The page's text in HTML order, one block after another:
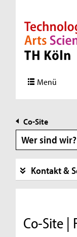
Direkt zur
Direkt zur
Direkt zum
Direkt zum
Menü
Co-Site
Wer sind wir?
Kontakt &
Co-Site |